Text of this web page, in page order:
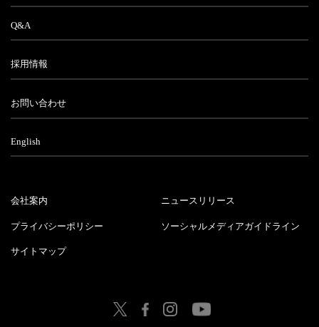
Q&A
採用情報
お問い合わせ
English
会社案内 ニュースリリース
プライバシーポリシー ソーシャルメディアガイドライン
サイトマップ